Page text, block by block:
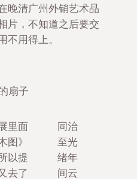
晚清广州外销艺术品
片，不知道之后要交
不用得上。
扇子
里面
图》
以提
去了
同治
至光
绪年
间云